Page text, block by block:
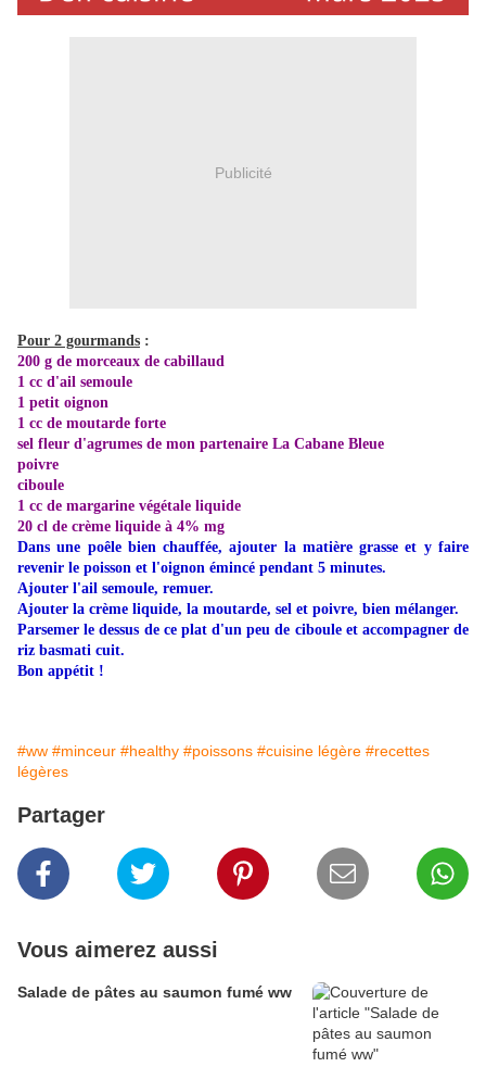
Publicité
Pour 2 gourmands :
200 g de morceaux de cabillaud
1 cc d'ail semoule
1 petit oignon
1 cc de moutarde forte
sel fleur d'agrumes de mon partenaire La Cabane Bleue
poivre
ciboule
1 cc de margarine végétale liquide
20 cl de crème liquide à 4% mg
Dans une poêle bien chauffée, ajouter la matière grasse et y faire
revenir le poisson et l'oignon émincé pendant 5 minutes.
Ajouter l'ail semoule, remuer.
Ajouter la crème liquide, la moutarde, sel et poivre, bien mélanger.
Parsemer le dessus de ce plat d'un peu de ciboule et accompagner de
riz basmati cuit.
Bon appétit !
#ww #minceur #healthy #poissons #cuisine légère #recettes
légères
Partager
Vous aimerez aussi
Salade de pâtes au saumon fumé ww